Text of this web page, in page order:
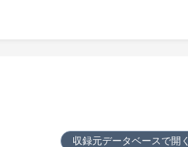
収録元データベースで開く